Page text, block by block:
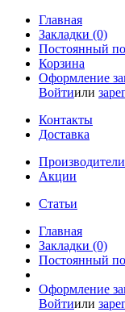
Главная
Закладки (0)
Постоянный
Корзина
Оформление
Войтиили
Контакты
Доставка
Производители
Акции
Статьи
Главная
Закладки (0)
Постоянный
Оформление
Войтиили